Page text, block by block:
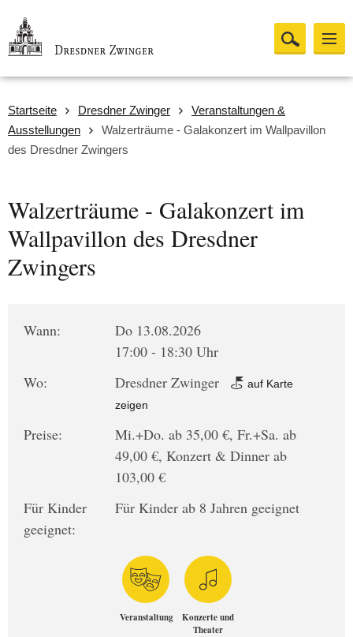
Startseite Dresdner Zwinger
Veranstaltungen &
Ausstellungen
Walzerträume - Galakonzert im Wallpavillon
des Dresdner Zwingers
Walzerträume - Galakonzert im
Wallpavillon des Dresdner
Zwingers
Wann:
Do 13.08.2026
17:00 - 18:30 Uhr
Wo:
Dresdner Zwinger
auf Karte
zeigen
Preise:
Mi.+Do. ab 35,00 €, Fr.+Sa. ab
49,00 €, Konzert & Dinner ab
103,00 €
Für Kinder
geeignet:
Für Kinder ab 8 Jahren geeignet
Veranstaltung
Konzerte und
Theater